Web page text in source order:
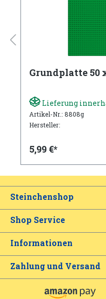
Grundplatte 50
Lieferung
Artikel-Nr.: 8808g
Hersteller:
5,99 €*
Steinchenshop
Shop Service
Informationen
Zahlung und Versand